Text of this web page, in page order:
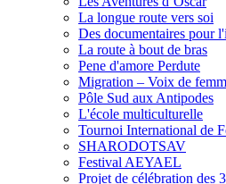
La longue route vers soi
Des documentaires pour
La route à bout de bras
Pene d'amore Perdute
Migration – Voix de
Pôle Sud aux Antipodes
L'école multiculturelle
Tournoi International de
SHARODOTSAV
Festival AEYAEL
Projet de célébration des